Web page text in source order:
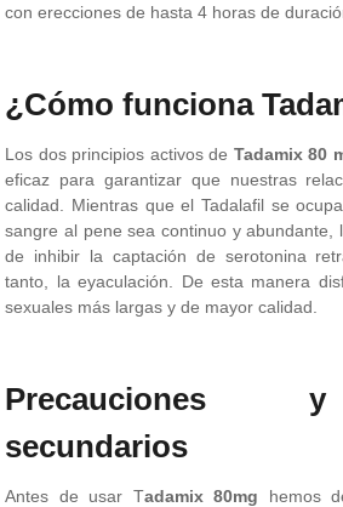
con erecciones de hasta 4 horas de
¿Cómo funciona
Los dos principios activos de Tadamix 80
eficaz para garantizar que nuestras
calidad. Mientras que el Tadalafil se
sangre al pene sea continuo y abundante,
de inhibir la captación de serotonina
tanto, la eyaculación. De esta manera
sexuales más largas y de mayor calidad.
Precauciones
secundarios
Antes de usar Tadamix 80mg hemos